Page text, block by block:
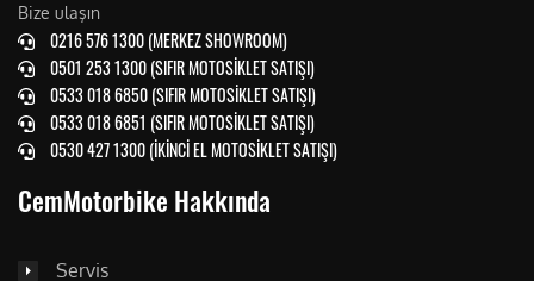
Bize ulaşın
0216 576 1300 (MERKEZ SHOWROOM)
0501 253 1300 (SIFIR MOTOSİKLET SATIŞI)
0533 018 6850 (SIFIR MOTOSİKLET SATIŞI)
0533 018 6851 (SIFIR MOTOSİKLET SATIŞI)
0530 427 1300 (İKİNCİ EL MOTOSİKLET SATIŞI)
CemMotorbike Hakkında
Servis